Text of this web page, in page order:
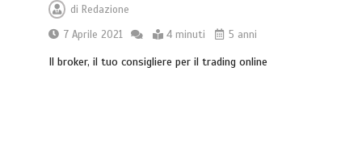
di Redazione
7 Aprile 2021
4 minuti 5 anni
Il broker, il tuo consigliere per il trading online
Acqua calda in casa: cosa fare se c’è un